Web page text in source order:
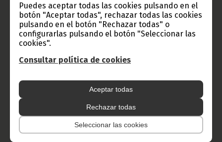
Puedes aceptar todas las cookies pulsando en el
botón "Aceptar todas", rechazar todas las cookies
pulsando en el botón "Rechazar todas" o
configurarlas pulsando el botón "Seleccionar las
cookies".
Consultar política de cookies
Aceptar todas
Rechazar todas
Seleccionar las cookies
Radio Nacional de Guinea
Ecuatorial
Haz click aquí para escuchar ahora
CATEGORÍAS
Noticias Gobierno
Presidencia
África
Deportes Vicepresidencia